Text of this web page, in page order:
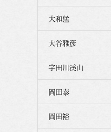
大和猛
大谷雅彦
宇田川渓山
岡田泰
岡田裕